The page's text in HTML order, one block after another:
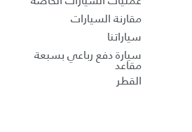
مقارنة السيارات
سياراتنا
سيارة دفع رباعي بسبعة
مقاعد
القطر